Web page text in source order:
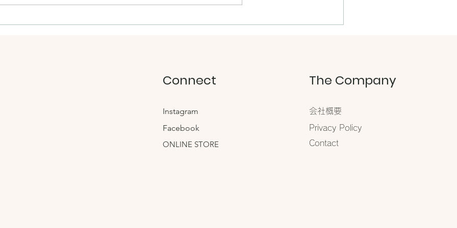
雑誌【GISELe】8月号に掲載
手芸本 【夏の帽子とデイリー
Connect
Instagram
Facebook
ONLINE STORE
The Company
会社概要
Contact
​Privacy Policy